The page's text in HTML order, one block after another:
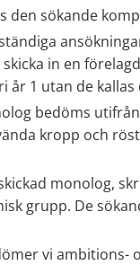
den sökande
in en
år 1 utan de
bedöms
kropp och
monolog,
grupp. De
vi ambitions-